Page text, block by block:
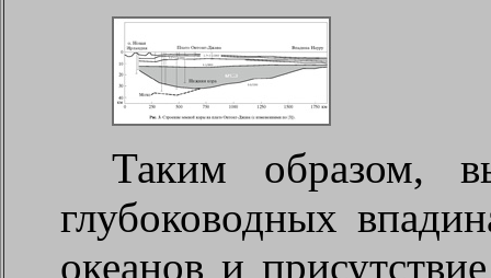
Таким образом,
глубоководных
океанов и